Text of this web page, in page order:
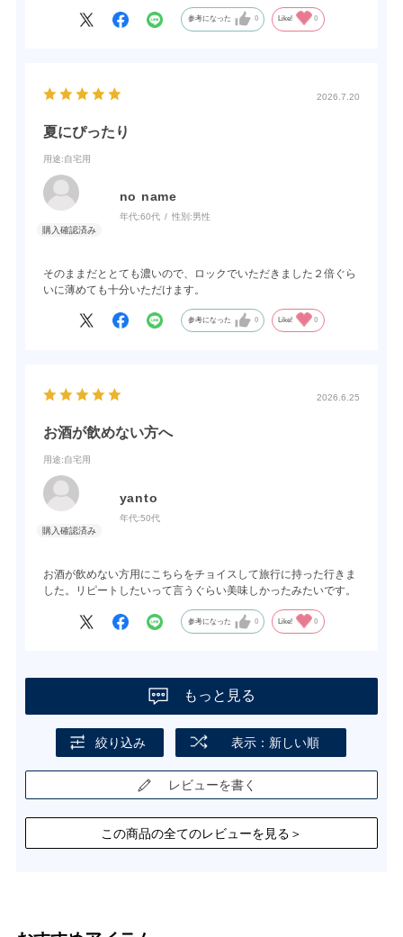
長さんのお話を伺い、お酒は飲まなかった私でしたが、貴社に興
味を持ちました。感謝です😊
参考になった 0 Like! 0
2026.7.20
夏にぴったり
用途:自宅用
no name
年代:60代 性別:男性
そのままだととても濃いので、ロックでいただきました２倍ぐら
いに薄めても十分いただけます。
参考になった 0 Like! 0
2026.6.25
お酒が飲めない方へ
用途:自宅用
yanto
年代:50代
お酒が飲めない方用にこちらをチョイスして旅行に持った行きま
した。リピートしたいって言うぐらい美味しかったみたいです。
参考になった 0 Like! 0
もっと見る
絞り込み 表示：新しい順
レビューを書く
この商品の全てのレビューを見る＞